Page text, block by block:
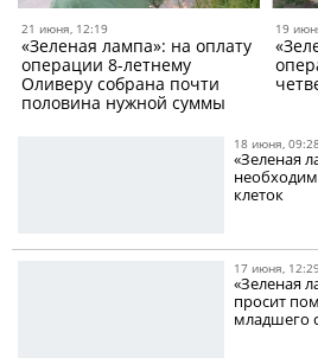
21 июня, 12:19
«Зеленая лампа»: на оплату
операции 8-летнему
Оливеру собрана почти
половина нужной суммы
19
18 июня, 09:28
«Зеленая
клеток
17 июня, 12:29
«Зеленая
просит
младшего